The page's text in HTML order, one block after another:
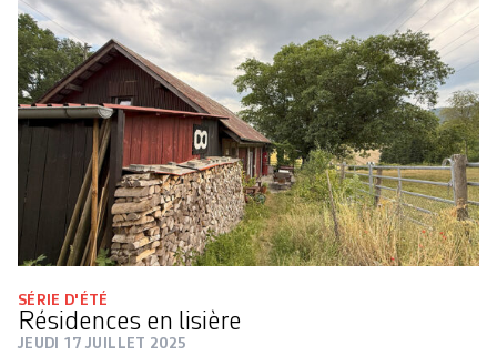
SÉRIE D'ÉTÉ
Résidences en lisière
JEUDI 17 JUILLET 2025